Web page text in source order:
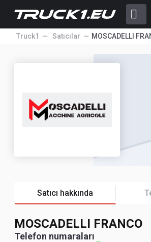
Truck1 Satıcılar MOSCADELLI
Satıcı hakkında
MOSCADELLI FRANCO
Telefon numaraları